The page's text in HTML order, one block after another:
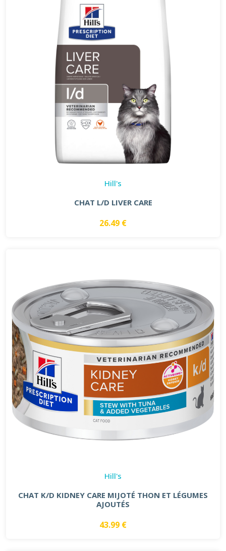
Hill's
CHAT L/D LIVER CARE
26.49 €
Hill's
CHAT K/D KIDNEY CARE MIJOTÉ THON ET LÉGUMES
AJOUTÉS
43.99 €